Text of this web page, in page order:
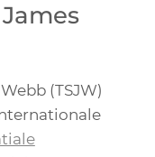
(TSJW)